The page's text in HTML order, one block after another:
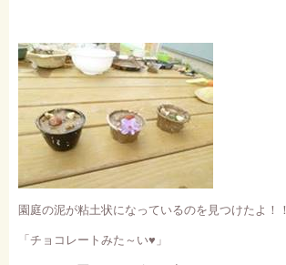
園庭の泥が粘土状になっているのを見つけたよ！！
「チョコレートみた～い♥ 」